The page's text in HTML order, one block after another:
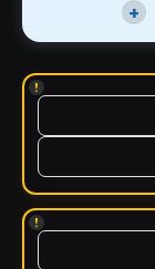
+
!
!